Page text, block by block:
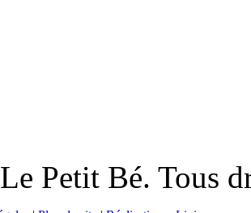
Petit Bé. Tous